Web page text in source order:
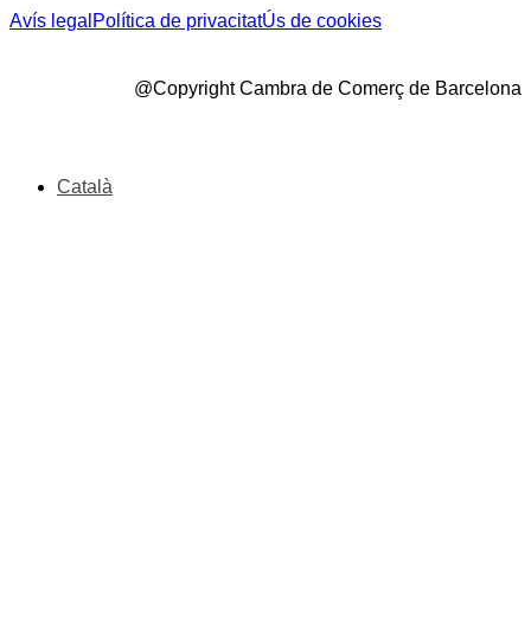
Avís legal Política de privacitatÚs de cookies
@Copyright Cambra de Comerç de Barcelona
Català